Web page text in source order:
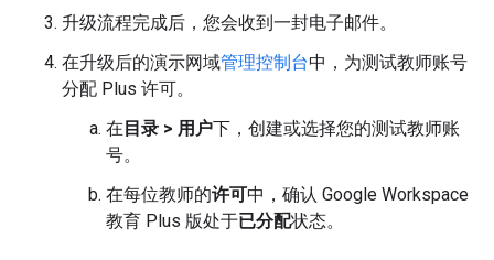
升级流程完成后，您会收到一封电子邮件。
在升级后的演示网域管理控制台中，为测试教师账号
分配 Plus 许可。
在目录 > 用户下，创建或选择您的测试教师账
号。
在每位教师的许可中，确认 Google Workspace
教育 Plus 版处于已分配状态。